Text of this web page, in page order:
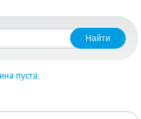
пуста.